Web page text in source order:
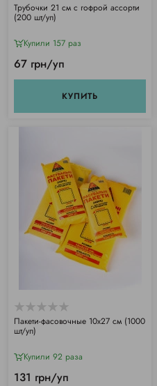
Трубочки 21 см с гофрой ассорти
(200 шт/уп)
Купили 157 раз
67 грн/уп
КУПИТЬ
Пакети-фасовочные 10х27 см (1000
шт/уп)
Купили 92 раза
131 грн/уп